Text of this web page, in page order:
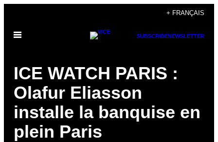
content
+ FRANÇAIS
Open
SUBSCRIBENEWSLETTER
ICE WATCH PARIS :
Olafur Eliasson
installe la banquise en
plein Paris